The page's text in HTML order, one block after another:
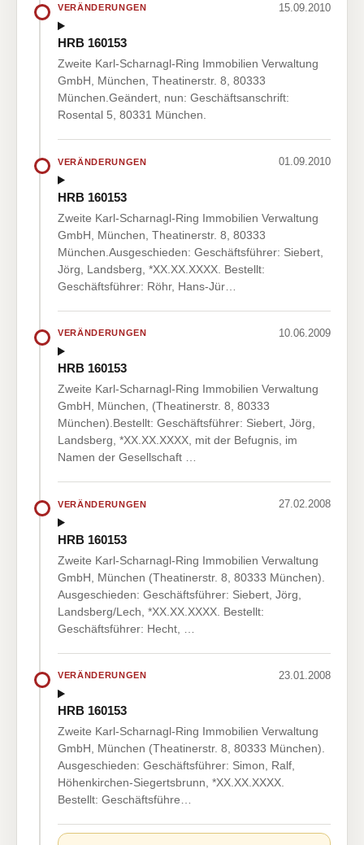
VERÄNDERUNGEN 15.09.2010
HRB 160153
Zweite Karl-Scharnagl-Ring Immobilien Verwaltung
GmbH, München, Theatinerstr. 8, 80333
München.Geändert, nun: Geschäftsanschrift:
Rosental 5, 80331 München.
VERÄNDERUNGEN 01.09.2010
HRB 160153
Zweite Karl-Scharnagl-Ring Immobilien Verwaltung
GmbH, München, Theatinerstr. 8, 80333
München.Ausgeschieden: Geschäftsführer: Siebert,
Jörg, Landsberg, *XX.XX.XXXX. Bestellt:
Geschäftsführer: Röhr, Hans-Jür…
VERÄNDERUNGEN 10.06.2009
HRB 160153
Zweite Karl-Scharnagl-Ring Immobilien Verwaltung
GmbH, München, (Theatinerstr. 8, 80333
München).Bestellt: Geschäftsführer: Siebert, Jörg,
Landsberg, *XX.XX.XXXX, mit der Befugnis, im
Namen der Gesellschaft …
VERÄNDERUNGEN 27.02.2008
HRB 160153
Zweite Karl-Scharnagl-Ring Immobilien Verwaltung
GmbH, München (Theatinerstr. 8, 80333 München).
Ausgeschieden: Geschäftsführer: Siebert, Jörg,
Landsberg/Lech, *XX.XX.XXXX. Bestellt:
Geschäftsführer: Hecht, …
VERÄNDERUNGEN 23.01.2008
HRB 160153
Zweite Karl-Scharnagl-Ring Immobilien Verwaltung
GmbH, München (Theatinerstr. 8, 80333 München).
Ausgeschieden: Geschäftsführer: Simon, Ralf,
Höhenkirchen-Siegertsbrunn, *XX.XX.XXXX.
Bestellt: Geschäftsführe…